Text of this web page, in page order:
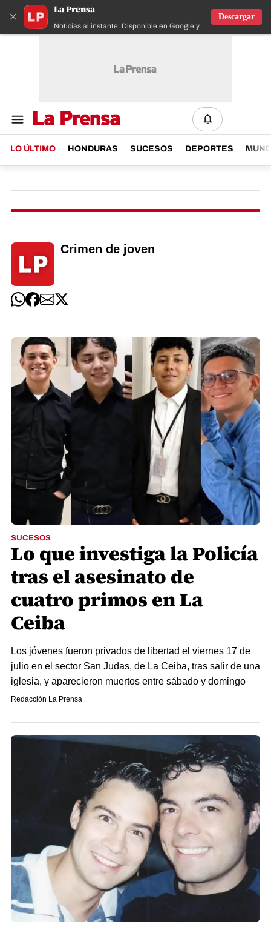
×
La Prensa
Noticias al instante. Disponible en Google y IOS
Descargar
LO ÚLTIMO HONDURAS SUCESOS DEPORTES
Crimen de joven
SUCESOS
Lo que investiga la Policía
tras el asesinato de
cuatro primos en La
Ceiba
Los jóvenes fueron privados de libertad el viernes 17 de
julio en el sector San Judas, de La Ceiba, tras salir de una
iglesia, y aparecieron muertos entre sábado y domingo
Redacción La Prensa